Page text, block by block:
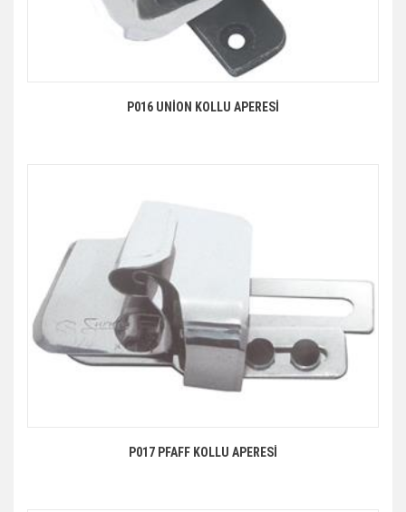
P016 UNİON KOLLU APERESİ
P017 PFAFF KOLLU APERESİ